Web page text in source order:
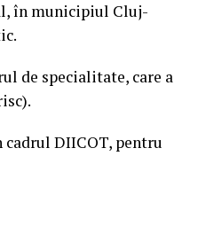
în municipiul Cluj-
de specialitate, care a
cadrul DIICOT, pentru